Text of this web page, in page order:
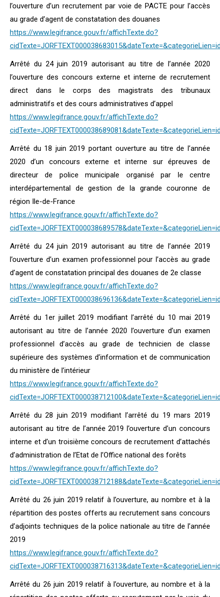
l’ouverture d’un recrutement par voie de PACTE pour l’accès
au grade d’agent de constatation des douanes
https://www.legifrance.gouv.fr/affichTexte.do?
Arrêté du 24 juin 2019 autorisant au titre de l’année 2020
l’ouverture des concours externe et interne de recrutement
direct dans le corps des magistrats des tribunaux
administratifs et des cours administratives d’appel
https://www.legifrance.gouv.fr/affichTexte.do?
Arrêté du 18 juin 2019 portant ouverture au titre de l’année
2020 d’un concours externe et interne sur épreuves de
directeur de police municipale organisé par le centre
interdépartemental de gestion de la grande couronne de
région Ile-de-France
https://www.legifrance.gouv.fr/affichTexte.do?
Arrêté du 24 juin 2019 autorisant au titre de l’année 2019
l’ouverture d’un examen professionnel pour l’accès au grade
d’agent de constatation principal des douanes de 2e classe
https://www.legifrance.gouv.fr/affichTexte.do?
Arrêté du 1er juillet 2019 modifiant l’arrêté du 10 mai 2019
autorisant au titre de l’année 2020 l’ouverture d’un examen
professionnel d’accès au grade de technicien de classe
supérieure des systèmes d’information et de communication
du ministère de l’intérieur
https://www.legifrance.gouv.fr/affichTexte.do?
Arrêté du 28 juin 2019 modifiant l’arrêté du 19 mars 2019
autorisant au titre de l’année 2019 l’ouverture d’un concours
interne et d’un troisième concours de recrutement d’attachés
d’administration de l’Etat de l’Office national des forêts
https://www.legifrance.gouv.fr/affichTexte.do?
Arrêté du 26 juin 2019 relatif à l’ouverture, au nombre et à la
répartition des postes offerts au recrutement sans concours
d’adjoints techniques de la police nationale au titre de l’année
2019
https://www.legifrance.gouv.fr/affichTexte.do?
Arrêté du 26 juin 2019 relatif à l’ouverture, au nombre et à la